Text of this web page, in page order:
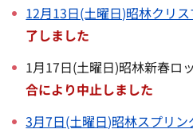
12月13日(土曜日)昭林クリ
了しました
1月17日(土曜日)昭林新春ロ
合により中止しました
3月7日(土曜日)昭林スプリン